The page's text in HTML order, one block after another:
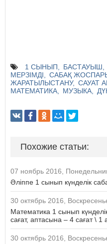
1 СЫНЫП БАСТАУЫШ
МЕРЗІМДІ
САБАҚ
ЖАРАТЫЛЫСТАНУ
САУАТ
МАТЕМАТИКА
МУЗЫКА
Похожие статьи:
07 ноябрь 2016,
Әліппе 1 сынып күнделік
30 октябрь 2016,
Математика 1 сынып
сағат, аптасына – 4 сағат \
30 октябрь 2016,